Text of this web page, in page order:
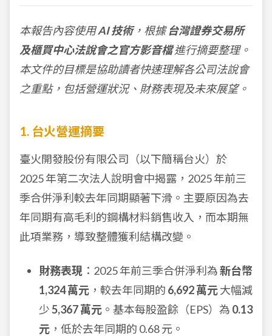
本報告內容使用AI 技術，根據台灣證券交易所
及櫃買中心法說會之官方影音檔進行摘要整理。
本文件的目標是協助讀者快速理解各公司法說會
之重點，包括營運狀況、財務表現及未來展望。
1. 台火營運摘要
臺火開發股份有限公司（以下簡稱台火）於
2025 年第二次法人說明會中揭露，2025 年前三
季合併淨利較去年同期顯著下滑。主要原因為去
年同期有高毛利的鋼構材料銷售收入，而本期無
此項業務，導致整體獲利結構改變。
財務表現 ：2025 年前三季合併淨利為新台幣
1,324 萬元 ，較去年同期的 6,692 萬元大幅減
少5,367 萬元 。基本每股盈餘（EPS）為 0.13
元 ，低於去年同期的 0.68 元。